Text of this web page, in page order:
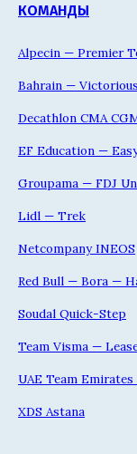
КОМАНДЫ
Alpecin — Premier
Bahrain — Victorious
Decathlon CMA
EF Education —
Groupama — FDJ
Lidl — Trek
Netcompany INEOS
Red Bull — Bora —
Soudal Quick-Step
Team Visma —
UAE Team
XDS Astana